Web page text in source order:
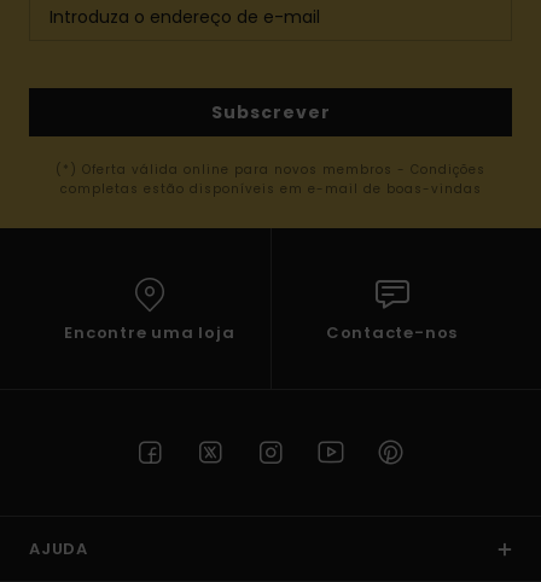
Subscrever
(*) Oferta válida online para novos membros - Condições
completas estão disponíveis em e-mail de boas-vindas
Encontre uma loja Contacte-nos
AJUDA